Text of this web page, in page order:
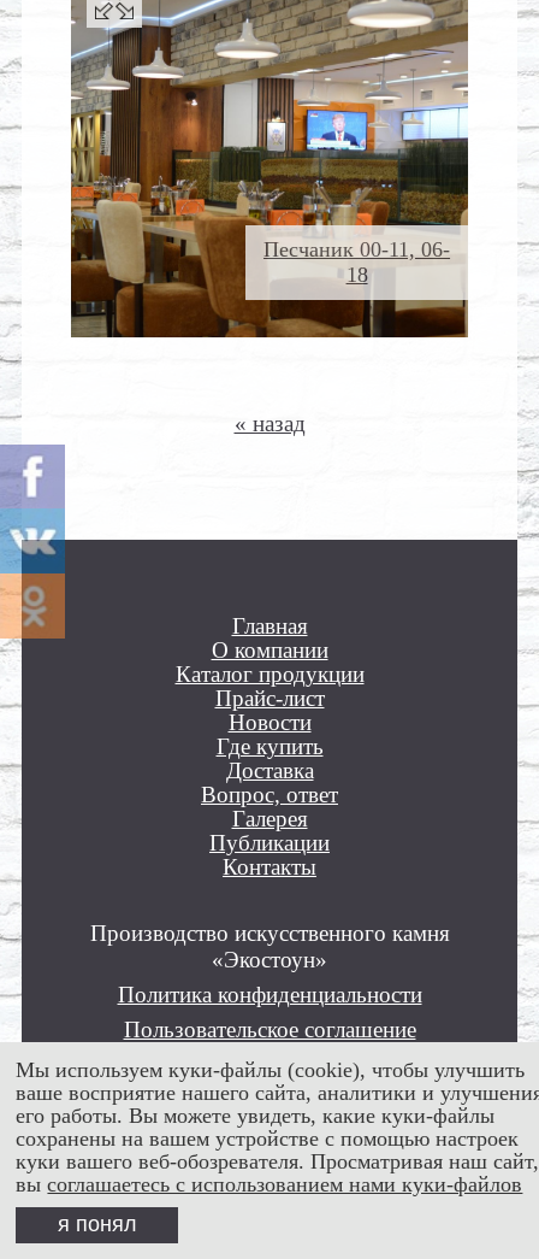
Песчаник 00-11, 06-
18
« назад
Главная
О компании
Каталог продукции
Прайс-лист
Новости
Где купить
Доставка
Вопрос, ответ
Галерея
Публикации
Контакты
Производство искусственного камня
«Экостоун»
Политика конфиденциальности
Пользовательское соглашение
Положение об обработке персональных
данных
Все права защищены © 2012 - 2026
Мы используем куки-файлы (cookie), чтобы улучшить
ваше восприятие нашего сайта, аналитики и
его работы. Вы можете увидеть, какие куки-файлы
сохранены на вашем устройстве с помощью настроек
куки вашего веб-обозревателя. Просматривая наш сайт,
высоглашаетесь с использованием нами куки-файлов
я понял